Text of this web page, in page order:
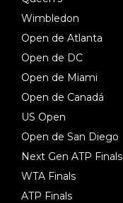
Wimbledon
Open de Atlanta
Open de DC
Open de Miami
Open de Canadá
US Open
Open de San Diego
Next Gen ATP Finals
WTA Finals
ATP Finals